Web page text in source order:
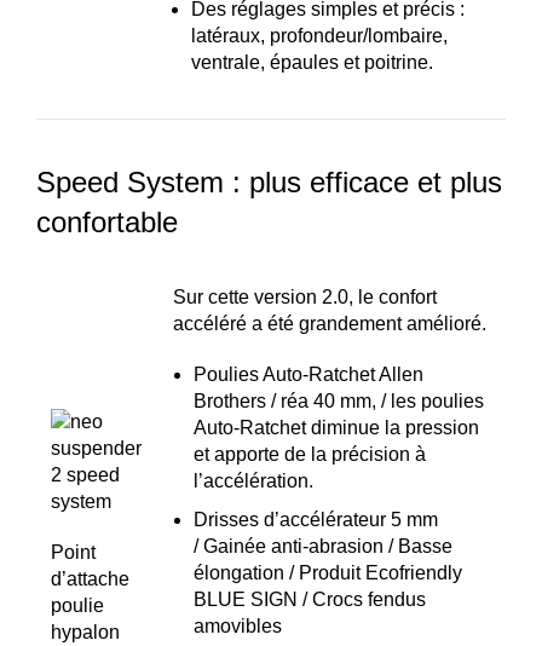
Des réglages simples et précis :
latéraux, profondeur/lombaire,
ventrale, épaules et poitrine.
Speed System : plus efficace et plus
confortable
Point
d’attache
poulie
hypalon
Sur cette version 2.0, le confort
accéléré a été grandement amélioré.
Poulies Auto-Ratchet Allen
Brothers / réa 40 mm, / les poulies
Auto-Ratchet diminue la pression
et apporte de la précision à
l’accélération.
Drisses d’accélérateur 5 mm
/ Gainée anti-abrasion / Basse
élongation / Produit Ecofriendly
BLUE SIGN / Crocs fendus
amovibles